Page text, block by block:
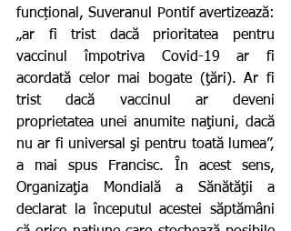
funcțional, Suveranul Pontif avertizează:
„ar fi trist dacă prioritatea pentru
vaccinul împotriva Covid-19 ar fi
acordată celor mai bogate (ţări). Ar fi
trist dacă vaccinul ar deveni
proprietatea unei anumite naţiuni, dacă
nu ar fi universal şi pentru toată lumea”,
a mai spus Francisc. În acest sens,
Organizaţia Mondială a Sănătăţii a
declarat la începutul acestei săptămâni